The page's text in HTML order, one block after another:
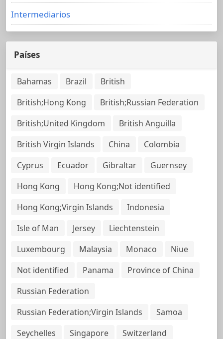
Intermediarios
Países
Bahamas Brazil
British
British;Hong Kong
British;Russian Federation
British;United Kingdom
British Anguilla
British Virgin Islands
China
Colombia
Cyprus
Ecuador Gibraltar
Guernsey
Hong Kong
Hong Kong;Not identified
Hong Kong;Virgin Islands
Indonesia
Isle of Man
Jersey
Liechtenstein
Luxembourg
Malaysia Monaco
Niue
Not identified
Panama
Province of China
Russian Federation
Russian Federation;Virgin Islands
Samoa
Seychelles
Singapore
Switzerland